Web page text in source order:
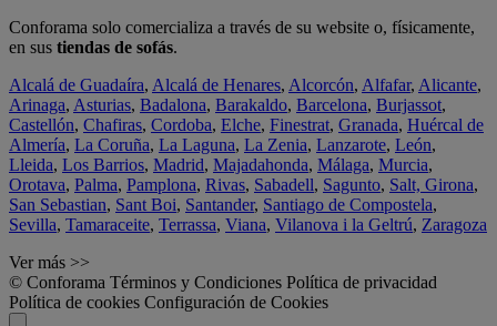
Conforama solo comercializa a través de su website o, físicamente,
en sus tiendas de sofás.
Alcalá de Guadaíra, Alcalá de Henares, Alcorcón, Alfafar, Alicante,
Arinaga, Asturias, Badalona, Barakaldo, Barcelona, Burjassot,
Castellón, Chafiras, Cordoba, Elche, Finestrat, Granada, Huércal de
Almería, La Coruña, La Laguna, La Zenia, Lanzarote, León,
Lleida, Los Barrios, Madrid, Majadahonda, Málaga, Murcia,
Orotava, Palma, Pamplona, Rivas, Sabadell, Sagunto, Salt, Girona,
San Sebastian, Sant Boi, Santander, Santiago de Compostela,
Sevilla, Tamaraceite, Terrassa, Viana, Vilanova i la Geltrú, Zaragoza
Ver más >>
© Conforama Términos y Condiciones Política de privacidad
Política de cookies Configuración de Cookies